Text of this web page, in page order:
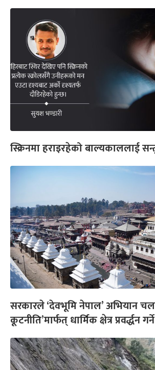
स्क्रिनमा हराइरहेको बाल्यकाललाई
सरकारले ‘देवभूमि नेपाल’ अभियान
कूटनीति’मार्फत् धार्मिक क्षेत्र प्रवर्द्धन गर्ने